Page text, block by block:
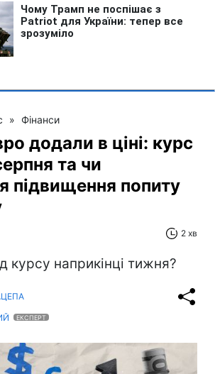
» Фінанси
додали в ціні: курс
та чи
підвищення попиту
2 хв
курсу наприкінці тижня?
ЕКСПЕРТ